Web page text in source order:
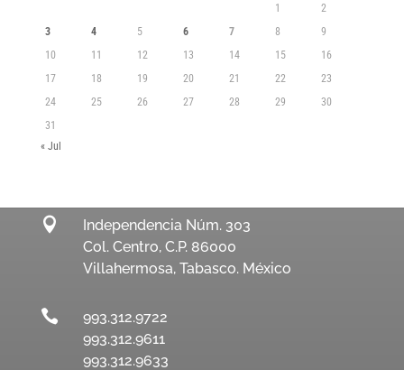
1
2
3
4 5 6 7 8
9
10
11 12 13 14 15
16
17
18 19 20 21 22
23
24
25 26 27 28 29
30
31
« Jul

Independencia Núm. 303
Col. Centro, C.P. 86000
Villahermosa, Tabasco. México

993.312.9722
993.312.9611
993.312.9633